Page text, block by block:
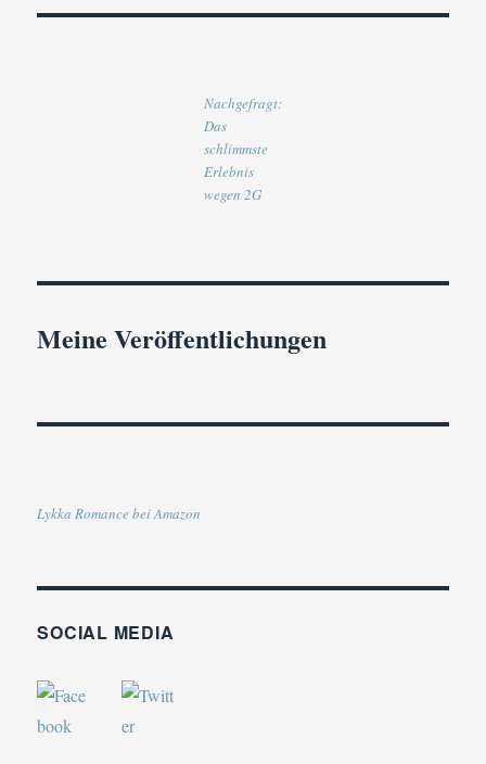
Nachgefragt:
Das
schlimmste
Erlebnis
wegen 2G
Meine Veröffentlichungen
Lykka Romance bei Amazon
SOCIAL MEDIA